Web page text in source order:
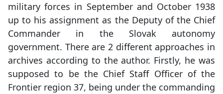
military forces in September and October 1938
up to his assignment as the Deputy of the Chief
Commander in the Slovak autonomy
government. There are 2 different approaches in
archives according to the author. Firstly, he was
supposed to be the Chief Staff Officer of the
Frontier region 37, being under the commanding